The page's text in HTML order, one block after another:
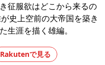
征服欲はどこから来るの
史上空前の大帝国を築き
生涯を描く雄編。
Rakutenで見る